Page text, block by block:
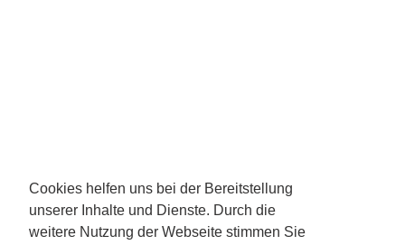
Cookies helfen uns bei der Bereitstellung
unserer Inhalte und Dienste. Durch die
weitere Nutzung der Webseite stimmen Sie